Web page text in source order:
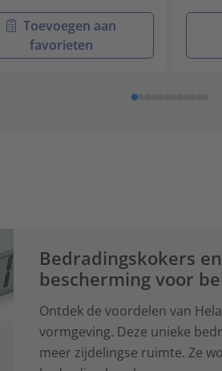
Toevoegen aan
favorieten
Bedradingskokers
bescherming voor
Ontdek de voordelen van
vormgeving. Deze unieke
meer zijdelingse ruimte. Ze